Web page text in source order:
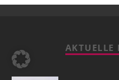
AKTUELLE